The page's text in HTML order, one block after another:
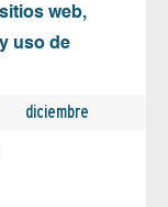
web,
uso de
diciembre